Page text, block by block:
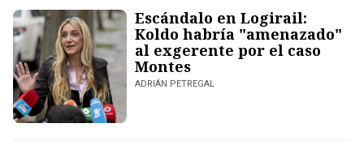
Escándalo en Logirail:
Koldo habría "amenazado"
al exgerente por el caso
Montes
ADRIÁN PETREGAL